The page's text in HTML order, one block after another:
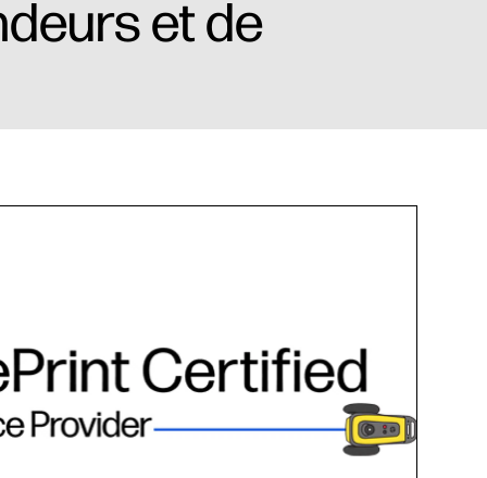
et de